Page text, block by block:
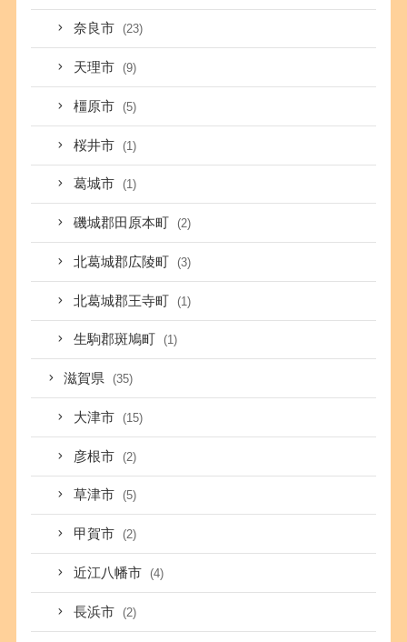
奈良市 (23)
天理市 (9)
橿原市 (5)
桜井市 (1)
葛城市 (1)
磯城郡田原本町 (2)
北葛城郡広陵町 (3)
北葛城郡王寺町 (1)
生駒郡斑鳩町 (1)
滋賀県 (35)
大津市 (15)
彦根市 (2)
草津市 (5)
甲賀市 (2)
近江八幡市 (4)
長浜市 (2)